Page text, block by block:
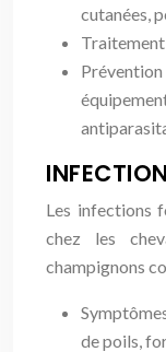
cutanées,
Les infections
chez les
champignons
de poils,